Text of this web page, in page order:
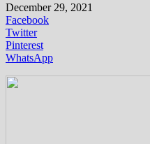
December 29, 2021
Facebook
Twitter
Pinterest
WhatsApp